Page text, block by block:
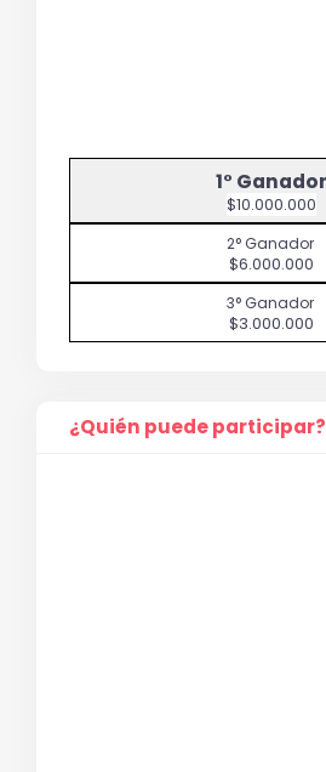
$10.000.000
$6.000.000
$3.000.000
¿Quién puede participar?